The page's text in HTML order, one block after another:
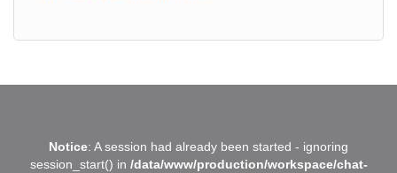
Notice: A session had already been started - ignoring
session_start() in /data/www/production/workspace/chat-
B
Assistant en ligne